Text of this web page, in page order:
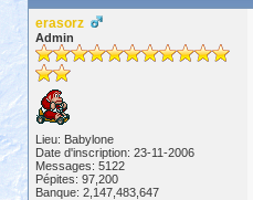
erasorz
Admin
Lieu: Babylone
Date d'inscription: 23-11-2006
Messages: 5122
Pépites: 97,200
Banque: 2,147,483,647